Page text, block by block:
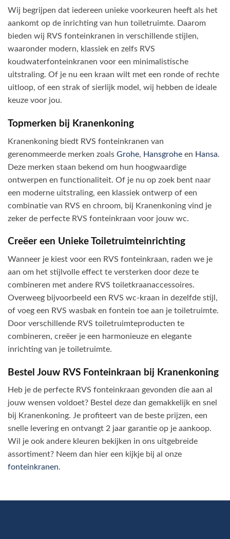
Wij begrijpen dat iedereen unieke voorkeuren heeft als het
aankomt op de inrichting van hun toiletruimte. Daarom
bieden wij RVS fonteinkranen in verschillende stijlen,
waaronder modern, klassiek en zelfs RVS
koudwaterfonteinkranen voor een minimalistische
uitstraling. Of je nu een kraan wilt met een ronde of rechte
uitloop, of een strak of sierlijk model, wij hebben de ideale
keuze voor jou.
Topmerken bij Kranenkoning
Kranenkoning biedt RVS fonteinkranen van
gerenommeerde merken zoals Grohe, Hansgrohe en Hansa.
Deze merken staan bekend om hun hoogwaardige
ontwerpen en functionaliteit. Of je nu op zoek bent naar
een moderne uitstraling, een klassiek ontwerp of een
combinatie van RVS en chroom, bij Kranenkoning vind je
zeker de perfecte RVS fonteinkraan voor jouw wc.
Creëer een Unieke Toiletruimteinrichting
Wanneer je kiest voor een RVS fonteinkraan, raden we je
aan om het stijlvolle effect te versterken door deze te
combineren met andere RVS toiletkraanaccessoires.
Overweeg bijvoorbeeld een RVS wc-kraan in dezelfde stijl,
of voeg een RVS wasbak en fontein toe aan je toiletruimte.
Door verschillende RVS toiletruimteproducten te
combineren, creëer je een harmonieuze en elegante
inrichting van je toiletruimte.
Bestel Jouw RVS Fonteinkraan bij Kranenkoning
Heb je de perfecte RVS fonteinkraan gevonden die aan al
jouw wensen voldoet? Bestel deze dan gemakkelijk en snel
bij Kranenkoning. Je profiteert van de beste prijzen, een
snelle levering en ontvangt 2 jaar garantie op je aankoop.
Wil je ook andere kleuren bekijken in ons uitgebreide
assortiment? Neem dan hier een kijkje bij al onze
fonteinkranen.